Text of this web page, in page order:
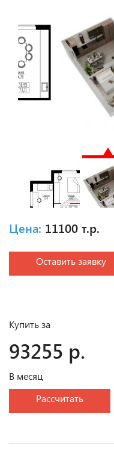
Цена: 11100 т.р.
Оставить заявку
Купить за
93255 р.
В месяц
Рассчитать